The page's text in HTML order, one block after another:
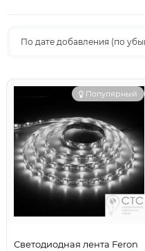
По дате добавления (по
Популярный
Светодиодная лента Feron